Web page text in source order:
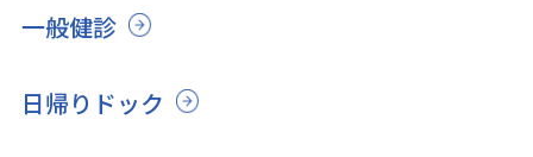
一般健診
日帰りドック